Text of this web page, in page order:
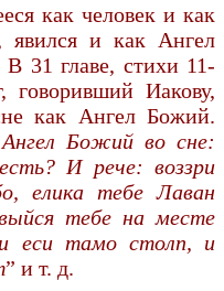
как человек и как
явился и как Ангел
31 главе, стихи 11-
говоривший Иакову,
как Ангел Божий.
Божий во сне:
И рече: воззри
елика тебе Лаван
тебе на месте
еси тамо столп, и
” и т. д.